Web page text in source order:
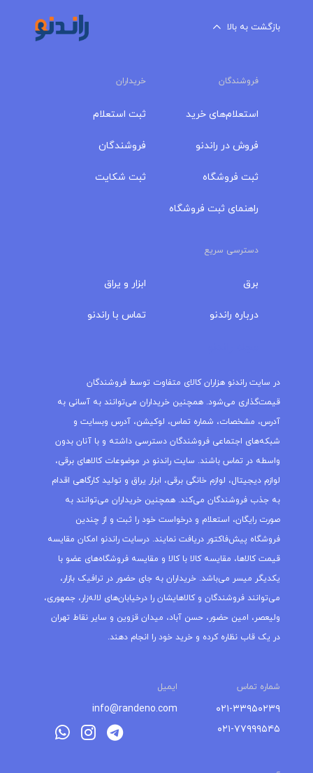
بازگشت به بالا
فروشندگان خریداران
استعلام‌های خرید
فروش در راندنو
ثبت فروشگاه
راهنمای ثبت فروشگاه
ثبت استعلام
فروشندگان
ثبت شکایت
دسترسی سریع
برق
درباره‌ راندنو
ابزار و یراق
تماس با راندنو
در سایت راندنو هزاران کالای متفاوت توسط فروشندگان
قیمت‌گذاری می‌شود. همچنین خریداران می‌توانند به آسانی به
آدرس، مشخصات، شماره تماس، لوکیشن، آدرس وبسایت و
شبکه‌های اجتماعی فروشندگان دسترسی داشته و با آنان بدون
واسطه در تماس باشند. سایت راندنو در موضوعات کالاهای برقی،
لوازم دیجیتال، لوازم خانگی برقی، ابزار یراق و تولید کارگاهی اقدام
به جذب فروشندگان می‌کند. همچنین خریداران می‌توانند به
صورت رایگان، استعلام و درخواست خود را ثبت و از چندین
فروشگاه پیش‌فاکتور دریافت نمایند. درسایت راندنو امکان مقایسه
قیمت کالاها، مقایسه کالا با کالا و مقایسه فروشگاه‌های عضو با
یکدیگر میسر می‌باشد. خریداران به جای حضور در ترافیک بازار،
می‌توانند فروشندگان و کالاهایشان را درخیابان‌های لاله‌زار، جمهوری،
ولیعصر، امین حضور، حسن آباد، میدان قزوین و سایر نقاط تهران
در یک قاب نظاره کرده و خرید خود را انجام دهند.
شماره تماس ایمیل
۰۲۱-۳۳۹۵۰۲۳۹
۰۲۱-۷۷۹۹۹۵۴۵
info@randeno.com